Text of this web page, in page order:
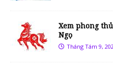
Xem phong
Ngọ
Tháng Tám 9,